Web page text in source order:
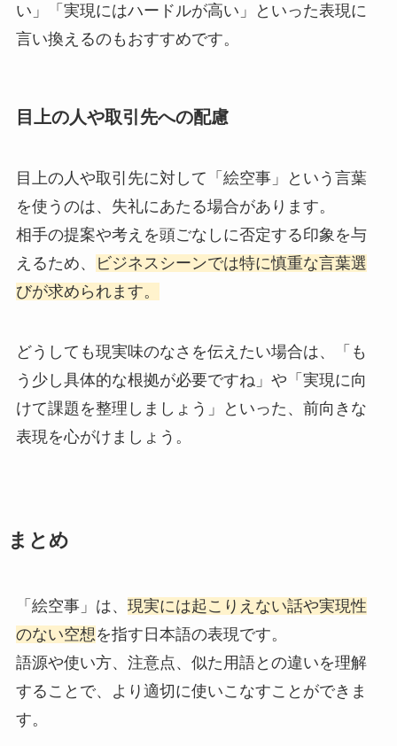
い」「実現にはハードルが高い」といった表現に
言い換えるのもおすすめです。
目上の人や取引先への配慮
目上の人や取引先に対して「絵空事」という言葉
を使うのは、失礼にあたる場合があります。
相手の提案や考えを頭ごなしに否定する印象を与
えるため、
ビジネスシーンでは特に慎重な言葉選
びが求められます。
どうしても現実味のなさを伝えたい場合は、「も
う少し具体的な根拠が必要ですね」や「実現に向
けて課題を整理しましょう」といった、前向きな
表現を心がけましょう。
まとめ
「絵空事」は、 現実には起こりえない話や実現性
のない空想を指す日本語の表現です。
語源や使い方、注意点、似た用語との違いを理解
することで、より適切に使いこなすことができま
す。